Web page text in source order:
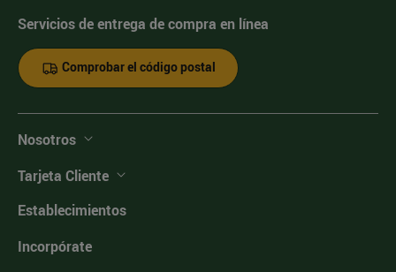
Servicios de entrega de compra en línea
Comprobar el código postal
Nosotros
Tarjeta Cliente
Establecimientos
Incorpórate